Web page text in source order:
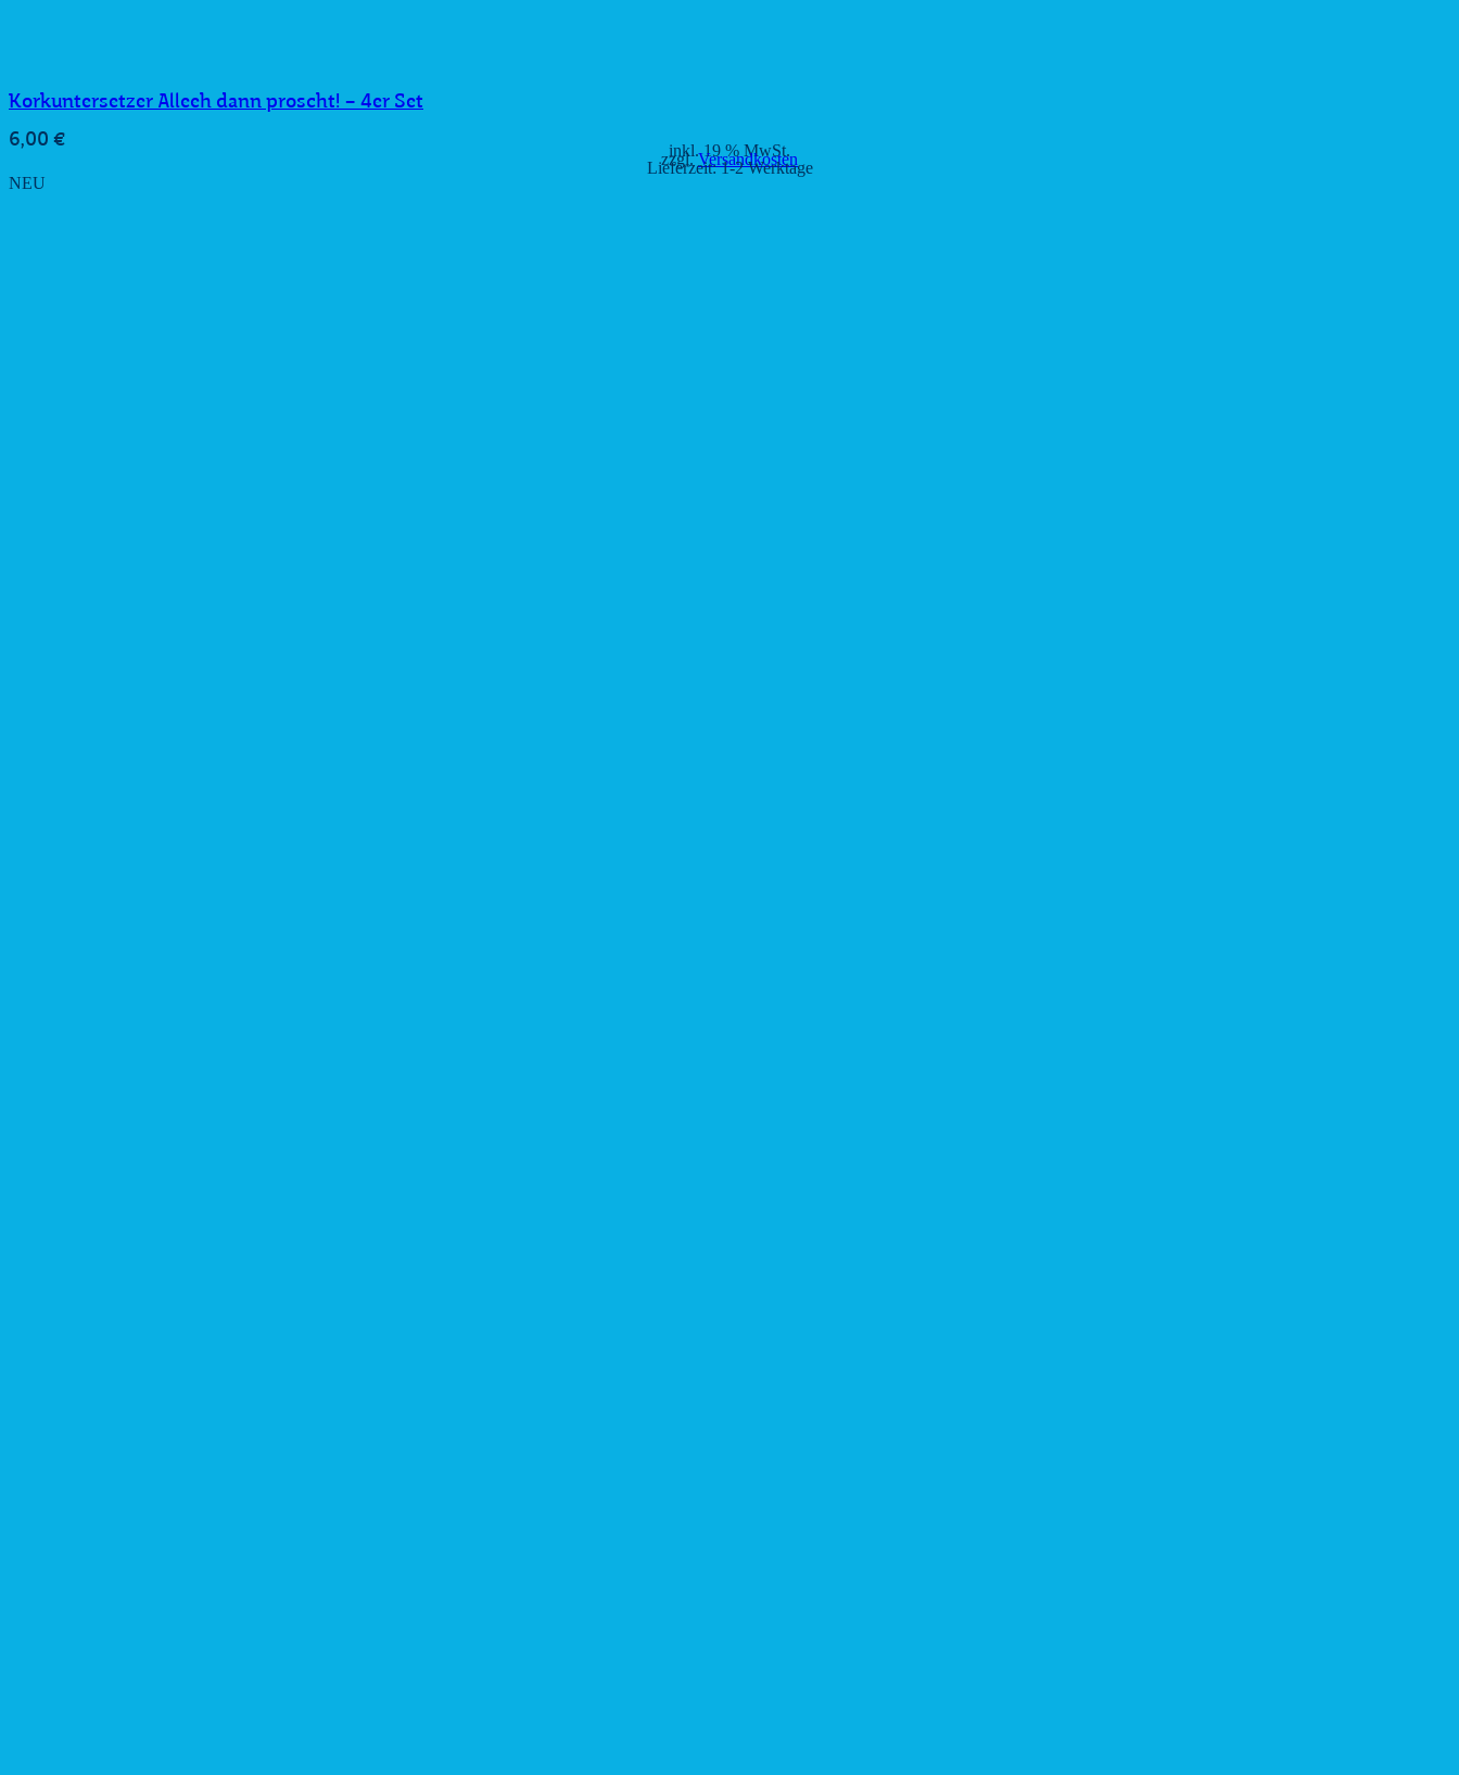
Korkuntersetzer Alleeh dann proscht! – 4er Set
6,00 € inkl. 19 % MwSt.
zzgl.Versandkosten
Lieferzeit:1-2 Werktage
NEU